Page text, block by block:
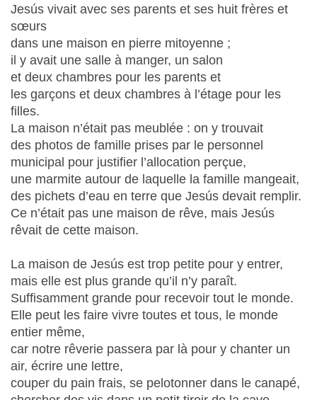
Jesús vivait avec ses parents et ses huit frères et
sœurs
dans une maison en pierre mitoyenne ;
il y avait une salle à manger, un salon
et deux chambres pour les parents et
les garçons et deux chambres à l’étage pour les
filles.
La maison n’était pas meublée : on y trouvait
des photos de famille prises par le personnel
municipal pour justifier l’allocation perçue,
une marmite autour de laquelle la famille mangeait,
des pichets d’eau en terre que Jesús devait remplir.
Ce n’était pas une maison de rêve, mais Jesús
rêvait de cette maison.
La maison de Jesús est trop petite pour y entrer,
mais elle est plus grande qu’il n’y paraît.
Suffisamment grande pour recevoir tout le monde.
Elle peut les faire vivre toutes et tous, le monde
entier même,
car notre rêverie passera par là pour y chanter un
air, écrire une lettre,
couper du pain frais, se pelotonner dans le canapé,